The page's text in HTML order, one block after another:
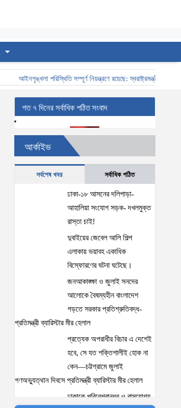
আইনশৃঙ্খলা পরিস্থিতি সম্পূর্ণ নিয়ন্ত্রণে রয়েছে: স্বরাষ্ট্রমন্ত্রী
গত ৭ দিনের সর্বাধিক পঠিত সংবাদ
আর্কাইভ
সর্বশেষ খবর সর্বাধিক পঠিত
ঢাকা-১৮ আসনের দলিপাড়া-
আহালিয়া সংযোগ সড়ক- দখলমুক্ত
রাস্তা চাই!
দুবাইয়ের জেবেল আলি শিল্প
এলাকায় ভয়াবহ একাধিক
বিস্ফোরণের ঘটনা ঘটেছে।
জনআকাঙ্ক্ষা ও জুলাই সনদের
আলোকে বৈষম্যহীন বাংলাদেশ
গড়তে সরকার প্রতিশ্রুতিবদ্ধ-
প্রতিমন্ত্রী ব্যারিস্টার মীর হেলাল
প্রত্যেক অপরাধীর বিচার এ দেশেই
হবে, সে যত শক্তিশালীই হোক না
কেন—চট্টগ্রামে জুলাই
গণঅভ্যুত্থান দিবসে প্রতিমন্ত্রী ব্যারিস্টার মীর হেলাল
ঢাকাকে পরিবেশবান্ধব ও বাসযোগ্য